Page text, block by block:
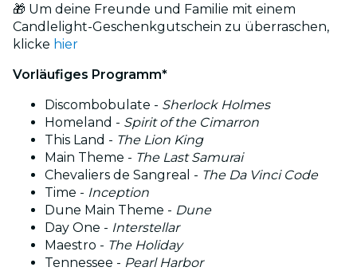
🎁 Um deine Freunde und Familie mit einem
Candlelight-Geschenkgutschein zu überraschen,
klicke hier
Vorläufiges Programm*
Discombobulate - Sherlock Holmes
Homeland - Spirit of the Cimarron
This Land - The Lion King
Main Theme - The Last Samurai
Chevaliers de Sangreal - The Da Vinci Code
Time - Inception
Dune Main Theme - Dune
Day One - Interstellar
Maestro - The Holiday
Tennessee - Pearl Harbor